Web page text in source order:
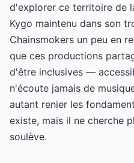
d'explorer ce territoire de
Kygo maintenu dans son
Chainsmokers un peu en
que ces productions
d'être inclusives —
n'écoute jamais de
autant renier les
existe, mais il ne cherche
soulève.